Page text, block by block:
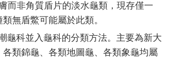
而非角質盾片的淡水龜類，現存僅一
無盾鱉可能屬於此類。
龜科並入龜科的分類方法。主要為新大
類錦龜、各類地圖龜、各類象龜均屬